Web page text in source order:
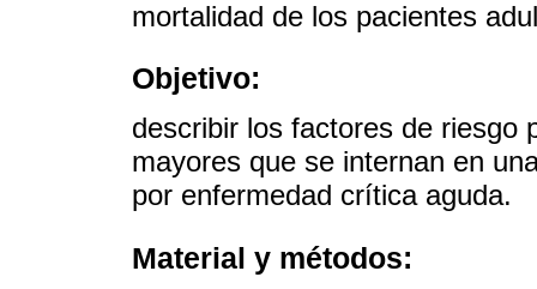
mortalidad de los pacientes
Objetivo:
describir los factores de riesgo
mayores que se internan en
por enfermedad crítica aguda.
Material y métodos: